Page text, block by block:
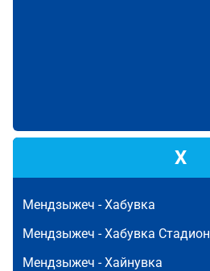
Х
Мендзыжеч -Хабувка
Мендзыжеч -Хабувка Стадион
Мендзыжеч -Хайнувка